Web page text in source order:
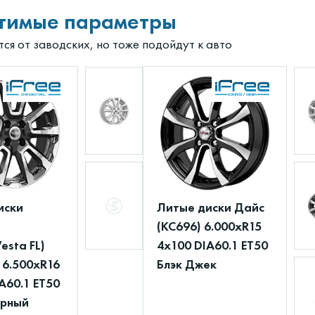
параметры
от заводских, но тоже подойдут к авто
FL)
ET50
Литые диски Дайс
(КС696) 6.000xR15
4x100 DIA60.1 ET50
Блэк Джек